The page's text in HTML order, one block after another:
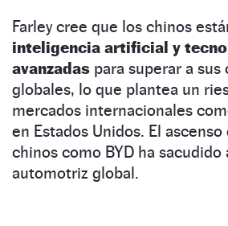
Farley cree que los chinos
inteligencia artificial y
avanzadas para superar a
globales, lo que plantea un
mercados internacionales
en Estados Unidos. El
chinos como BYD ha sacudido
automotriz global.